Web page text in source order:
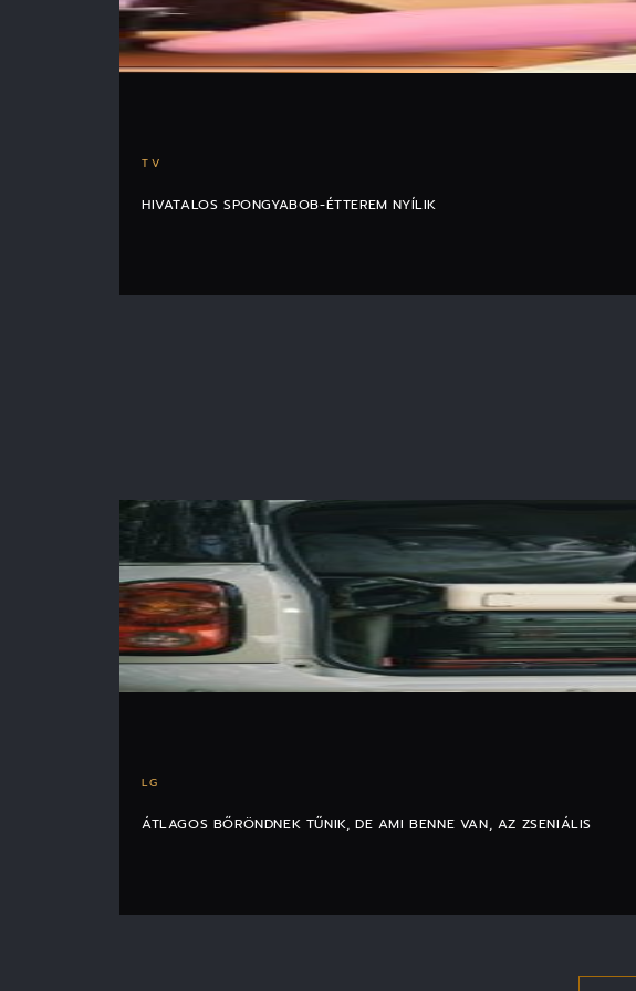
TV
HIVATALOS SPONGYABOB-ÉTTEREM NYÍLIK
LG
ÁTLAGOS BŐRÖNDNEK TŰNIK, DE AMI BENNE VAN, AZ ZSENIÁLIS